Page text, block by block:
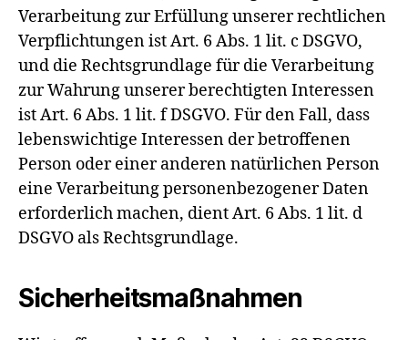
Verarbeitung zur Erfüllung unserer rechtlichen
Verpflichtungen ist Art. 6 Abs. 1 lit. c DSGVO,
und die Rechtsgrundlage für die Verarbeitung
zur Wahrung unserer berechtigten Interessen
ist Art. 6 Abs. 1 lit. f DSGVO. Für den Fall, dass
lebenswichtige Interessen der betroffenen
Person oder einer anderen natürlichen Person
eine Verarbeitung personenbezogener Daten
erforderlich machen, dient Art. 6 Abs. 1 lit. d
DSGVO als Rechtsgrundlage.
Sicherheitsmaßnahmen